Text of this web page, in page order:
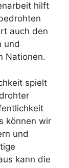
hilft
auch den
und
Nationen.
spielt
können wir
und
kann die